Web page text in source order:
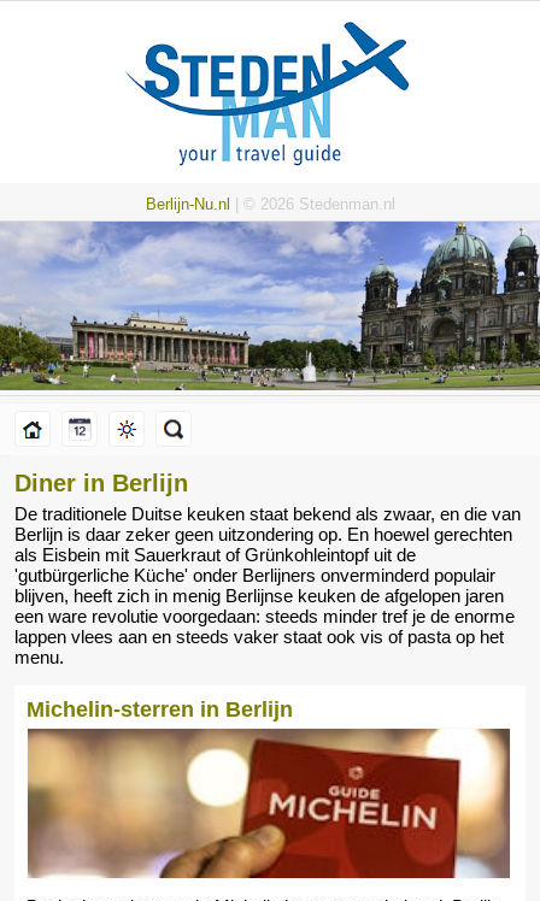
Berlijn-Nu.nl | © 2026 Stedenman.nl
Diner in Berlijn
De traditionele Duitse keuken staat bekend als zwaar, en die van
Berlijn is daar zeker geen uitzondering op. En hoewel gerechten
als Eisbein mit Sauerkraut of Grünkohleintopf uit de
'gutbürgerliche Küche' onder Berlijners onverminderd populair
blijven, heeft zich in menig Berlijnse keuken de afgelopen jaren
een ware revolutie voorgedaan: steeds minder tref je de enorme
lappen vlees aan en steeds vaker staat ook vis of pasta op het
menu.
Michelin-sterren in Berlijn